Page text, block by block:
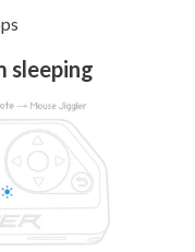
sleeping